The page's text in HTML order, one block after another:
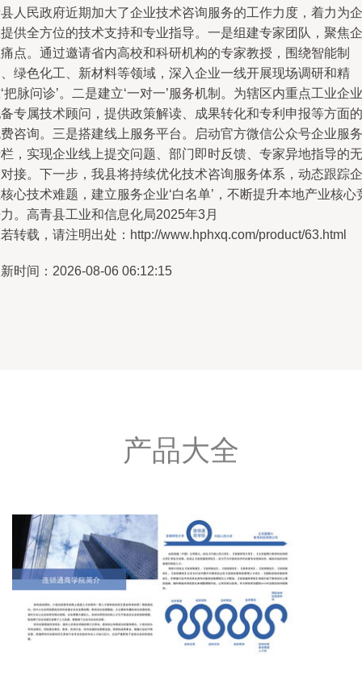
人民政府近期加大了企业技术咨询服务的工作力度，着力为企
供全方位的技术支持和专业指导。一是组建专家团队，聚焦企
点。通过邀请省内高校和科研机构的专家教授，围绕智能制
绿色化工、新材料等领域，深入企业一线开展现场调研和精
把脉问诊’。二是建立‘一对一’服务机制。为辖区内重点工业企业
专属技术顾问，提供政策解读、成果转化和专利申报等方面的
咨询。三是搭建线上服务平台。启动官方微信公众号企业服务
，实现企业线上提交问题、部门即时反馈、专家异地指导的无
接。下一步，我县将持续优化技术咨询服务体系，动态跟踪企
心技术难题，建立服务企业‘白名单’，不断提升本地产业核心
。高青县工业和信息化局2025年3月
转载，请注明出处：http://www.hphxq.com/product/63.html
时间：2026-08-06 06:12:15
产品大全